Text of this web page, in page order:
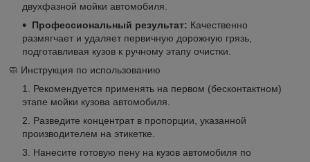
двухфазной мойки автомобиля.
Профессиональный результат: Качественно
размягчает и удаляет первичную дорожную грязь,
подготавливая кузов к ручному этапу очистки.
🧼 Инструкция по использованию
Рекомендуется применять на первом (бесконтактном)
этапе мойки кузова автомобиля.
Разведите концентрат в пропорции, указанной
производителем на этикетке.
Нанесите готовую пену на кузов автомобиля по